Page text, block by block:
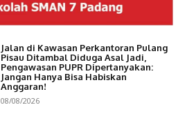
Jalan di Kawasan Perkantoran Pulang
Pisau Ditambal Diduga Asal Jadi,
Pengawasan PUPR Dipertanyakan:
Jangan Hanya Bisa Habiskan
Anggaran!
08/08/2026